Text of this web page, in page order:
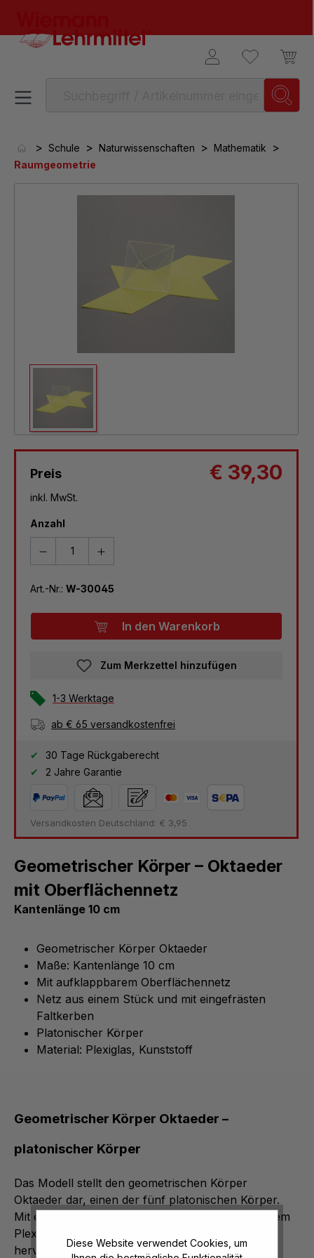
> Schule > Naturwissenschaften > Mathematik >
Raumgeometrie
Preis € 39,30
inkl. MwSt.
Anzahl
Art.-Nr.: W-30045
In den Warenkorb
Zum Merkzettel hinzufügen
1-3 Werktage
ab € 65 versandkostenfrei
30 Tage Rückgaberecht
2 Jahre Garantie
Versandkosten Deutschland: € 3,95
Geometrischer Körper – Oktaeder
mit Oberflächennetz
Kantenlänge 10 cm
Geometrischer Körper Oktaeder
Maße: Kantenlänge 10 cm
Mit aufklappbarem Oberflächennetz
Netz aus einem Stück und mit eingefrästen
Faltkerben
Platonischer Körper
Material: Plexiglas, Kunststoff
Geometrischer Körper Oktaeder –
platonischer Körper
Das Modell stellt den geometrischen Körper
Oktaeder dar, einen der fünf platonischen Körper.
Mit einer Kantenlänge von 10 cm und aus robustem
Plexiglas und Kunststoff gefertigt, eignet es sich
hervorragend zurVeranschaulichung
Diese Website verwendet Cookies, um